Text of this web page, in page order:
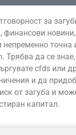
за
финансови
точна
да се
cfds или
и да
от загуба и
капитал.